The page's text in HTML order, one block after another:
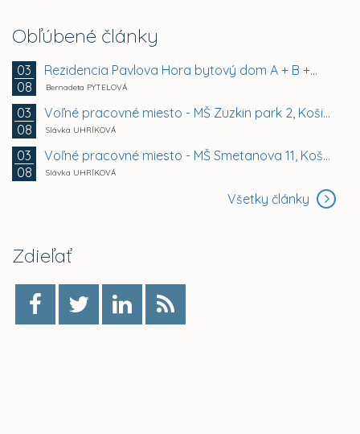
Obľúbené články
03
08
Rezidencia Pavlova Hora bytový dom A + B +...
Bernadeta PYTELOVÁ
03
08
Voľné pracovné miesto - MŠ Zuzkin park 2, Košice -...
Slávka UHRÍKOVÁ
03
08
Voľné pracovné miesto - MŠ Smetanova 11, Košice -...
Slávka UHRÍKOVÁ
Všetky články
Zdieľať